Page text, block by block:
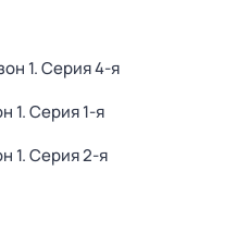
1. Серия 4-я
1. Серия 1-я
1. Серия 2-я